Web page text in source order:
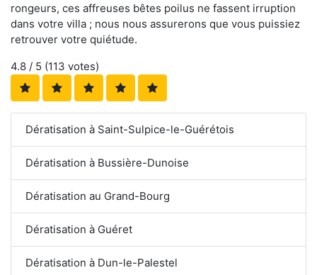
rongeurs, ces affreuses bêtes poilus ne fassent irruption
dans votre villa ; nous nous assurerons que vous puissiez
retrouver votre quiétude.
4.8 / 5 (113 votes)
Dératisation à Saint-Sulpice-le-Guérétois
Dératisation à Bussière-Dunoise
Dératisation au Grand-Bourg
Dératisation à Guéret
Dératisation à Dun-le-Palestel